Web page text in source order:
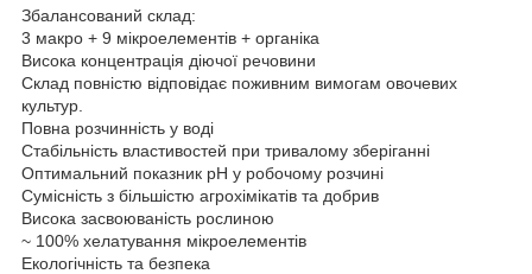
Збалансований склад:
3 макро + 9 мікроелементів + органіка
Висока концентрація діючої речовини
Склад повністю відповідає поживним вимогам овочевих
культур.
Повна розчинність у воді
Стабільність властивостей при тривалому зберіганні
Оптимальний показник рН у робочому розчині
Сумісність з більшістю агрохімікатів та добрив
Висока засвоюваність рослиною
~ 100% хелатування мікроелементів
Екологічність та безпека